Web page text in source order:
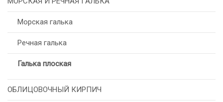
Морская галька
Речная галька
Галька плоская
ОБЛИЦОВОЧНЫЙ КИРПИЧ